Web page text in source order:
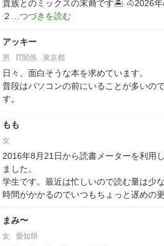
貴族とのミックスの末裔です🏝 🐴2026
２
アッキー
男 IT関係 東京都
日々、面白そうな本を求めています。
普段はパソコンの前にいることが多いの
す。
もも
女
2016年8月21日から読書メーターを利用
ました。
学生です。最近は忙しいので読む量は少
時間がかかるのでいつもちょっと遅めの更
まみ〜
女 愛知県